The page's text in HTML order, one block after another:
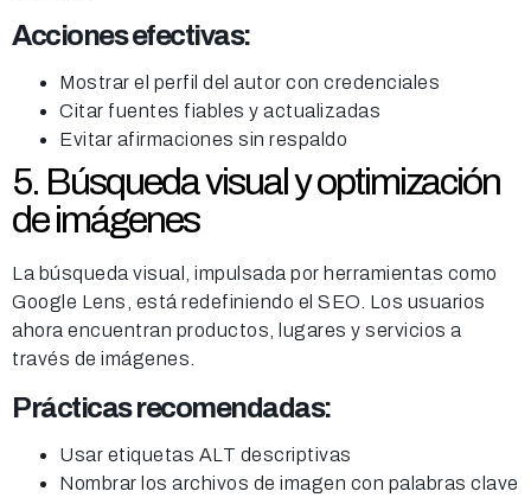
Acciones efectivas:
Mostrar el perfil del autor con credenciales
Citar fuentes fiables y actualizadas
Evitar afirmaciones sin respaldo
5. Búsqueda visual y optimización
de imágenes
La búsqueda visual, impulsada por herramientas como
Google Lens, está redefiniendo el SEO. Los usuarios
ahora encuentran productos, lugares y servicios a
través de imágenes.
Prácticas recomendadas:
Usar etiquetas ALT descriptivas
Nombrar los archivos de imagen con palabras clave